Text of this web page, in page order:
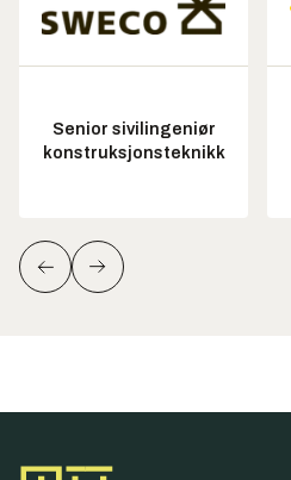
Senior sivilingeniør
konstruksjonsteknikk